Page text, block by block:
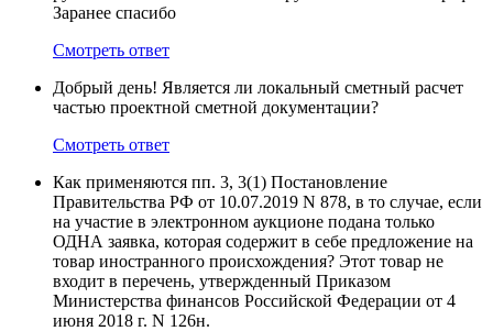
Заранее спасибо
Смотреть ответ
Добрый день! Является ли локальный сметный расчет
частью проектной сметной документации?
Смотреть ответ
Как применяются пп. 3, 3(1) Постановление
Правительства РФ от 10.07.2019 N 878, в то случае, если
на участие в электронном аукционе подана только
ОДНА заявка, которая содержит в себе предложение на
товар иностранного происхождения? Этот товар не
входит в перечень, утвержденный Приказом
Министерства финансов Российской Федерации от 4
июня 2018 г. N 126н.